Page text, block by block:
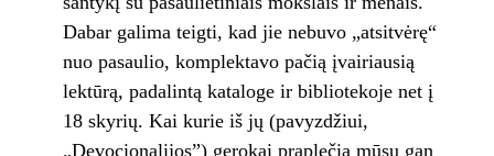
Dabar galima teigti, kad jie nebuvo „atsitvėrę“
nuo pasaulio, komplektavo pačią įvairiausią
lektūrą, padalintą kataloge ir bibliotekoje net į
18 skyrių. Kai kurie iš jų (pavyzdžiui,
„Devocionalijos”) gerokai praplečia mūsų gan